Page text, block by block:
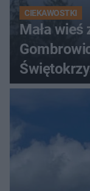
CIEKAWOSTKI
Mała